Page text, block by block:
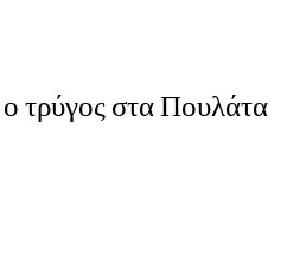
τρύγος στα Πουλάτα